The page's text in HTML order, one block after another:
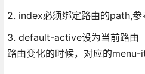
2. index必须绑定路由的path,
3. default-active设为当前路由
路由变化的时候，对应的menu-